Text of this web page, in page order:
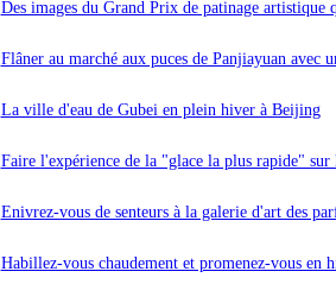
Des images du Grand Prix de patinage
Flâner au marché aux puces de Panjiayuan avec
La ville d'eau de Gubei en plein hiver à Beijing
Faire l'expérience de la "glace la plus rapide"
Enivrez-vous de senteurs à la galerie d'art des
Habillez-vous chaudement et promenez-vous en